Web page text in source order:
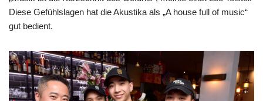
Diese Gefühlslagen hat die Akustika als „A house full of music“
gut bedient.